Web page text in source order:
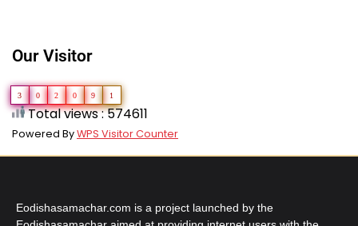
Our Visitor
3 0 2 0 9 1
Total views : 574611
Powered ByWPS Visitor Counter
Eodishasamachar.com is a project launched by the